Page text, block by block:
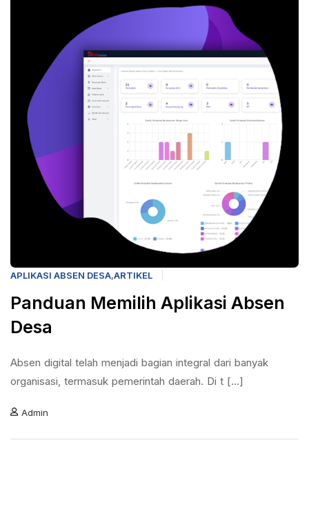
APLIKASI ABSEN DESA,ARTIKEL
Panduan Memilih Aplikasi Absen
Desa
Absen digital telah menjadi bagian integral dari banyak
organisasi, termasuk pemerintah daerah. Di t [...]
Admin